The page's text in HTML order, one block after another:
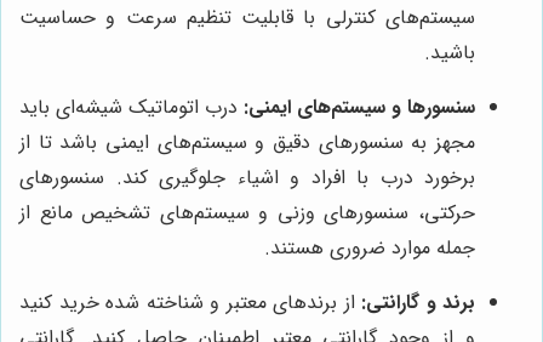
سیستم‌های کنترلی با قابلیت تنظیم سرعت و حساسیت
باشید.
سنسورها و سیستم‌های ایمنی: درب اتوماتیک شیشه‌ای باید
مجهز به سنسورهای دقیق و سیستم‌های ایمنی باشد تا از
برخورد درب با افراد و اشیاء جلوگیری کند. سنسورهای
حرکتی، سنسورهای وزنی و سیستم‌های تشخیص مانع از
جمله موارد ضروری هستند.
برند و گارانتی: از برندهای معتبر و شناخته شده خرید کنید